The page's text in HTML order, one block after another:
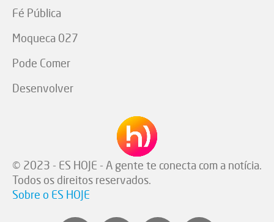
Fé Pública
Moqueca 027
Pode Comer
Desenvolver
© 2023 - ES HOJE - A gente te conecta com a notícia.
Todos os direitos reservados.
Sobre o ES HOJE